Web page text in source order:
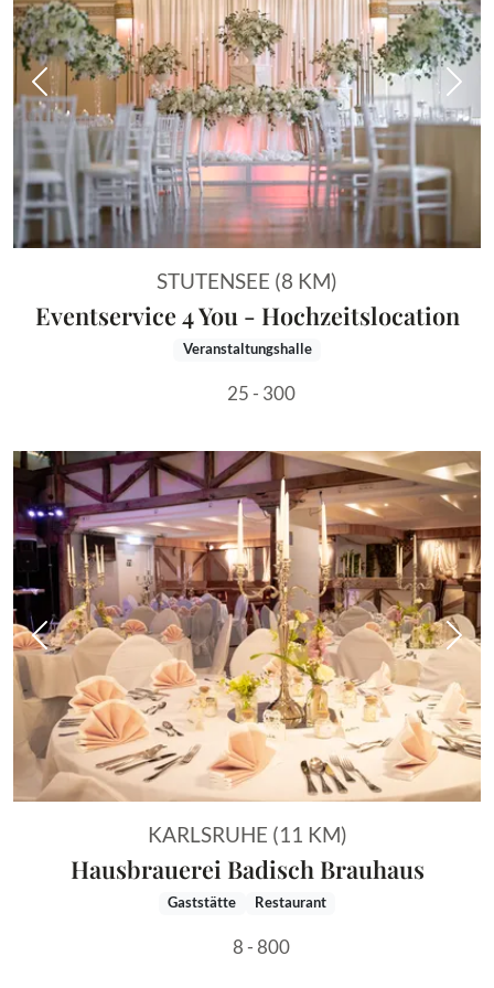
Vorheriges Bild
STUTENSEE (8 KM)
Eventservice 4 You - Hochzeitslocation
Veranstaltungshalle
25 - 300
Vorheriges Bild
KARLSRUHE (11 KM)
Hausbrauerei Badisch Brauhaus
Gaststätte Restaurant
8 - 800